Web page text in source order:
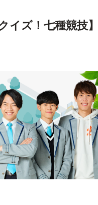
イズ！七種競技】